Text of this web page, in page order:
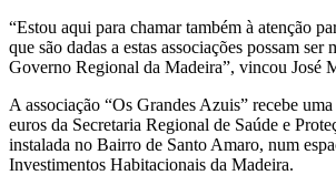
“Estou aqui para chamar também à atenção
que são dadas a estas associações possam ser
Governo Regional da Madeira”, vincou José
A associação “Os Grandes Azuis” recebe
euros da Secretaria Regional de Saúde e
instalada no Bairro de Santo Amaro, num
Investimentos Habitacionais da Madeira.